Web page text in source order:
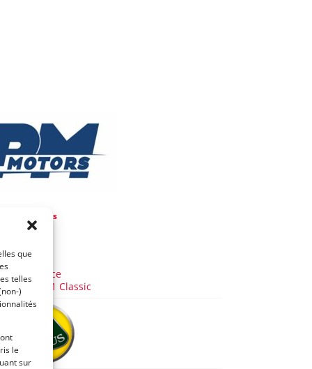
que
telles
)
le
sur
DPM Motors
AUTO
Monoplace
Formule 1 Classic